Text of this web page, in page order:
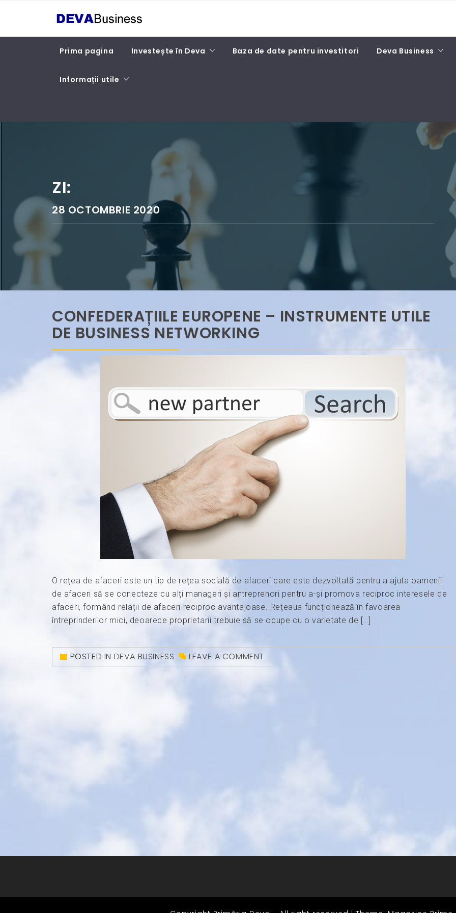
DEVA BUSINESS
Prima pagina Investește în Deva Baza de date pentru investitori Deva Business
Informații utile
ZI:
28 OCTOMBRIE 2020
CONFEDERAȚIILE EUROPENE – INSTRUMENTE UTILE
DE BUSINESS NETWORKING
O rețea de afaceri este un tip de rețea socială de afaceri care este dezvoltată pentru a ajuta oamenii
de afaceri să se conecteze cu alți manageri și antreprenori pentru a-și promova reciproc interesele de
afaceri, formând relații de afaceri reciproc avantajoase. Rețeaua funcționează în favoarea
întreprinderilor mici, deoarece proprietarii trebuie să se ocupe cu o varietate de […]
POSTED IN DEVA BUSINESS LEAVE A COMMENT
economic România-China (Jiangsu):
Industry Cooperation Conference 2025
𝑰𝒏𝒗𝒆𝒔𝒕𝒊𝒕̦𝒊𝒆 𝒅𝒆 7 𝒎𝒊𝒍𝒊𝒐𝒂𝒏𝒆 𝒅𝒆 𝒆𝒖𝒓𝒐 𝒍𝒂 𝑫𝒆𝒗𝒂: 𝑯𝑨𝑽𝑰
𝒄𝒐𝒏𝒔𝒕𝒓𝒖𝒊𝒆𝒔̦𝒕𝒆 𝒂𝒊𝒄𝒊 𝒖𝒏 𝒅𝒆𝒑𝒐𝒛𝒊𝒕 𝒍𝒐𝒈𝒊𝒔𝒕𝒊𝒄 𝒎𝒐𝒅𝒆𝒓𝒏